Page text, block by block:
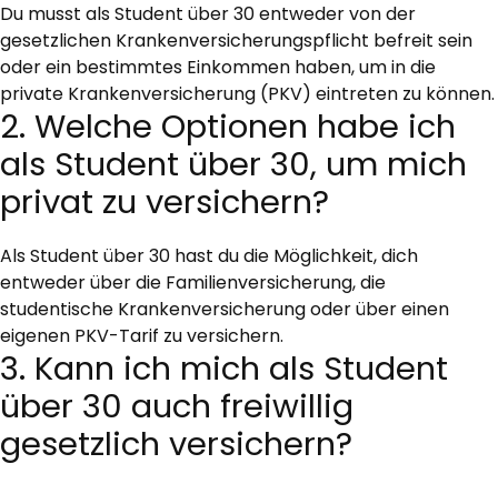
Du musst als Student über 30 entweder von der
gesetzlichen Krankenversicherungspflicht befreit sein
oder ein bestimmtes Einkommen haben, um in die
private Krankenversicherung (PKV) eintreten zu können.
2. Welche Optionen habe ich
als Student über 30, um mich
privat zu versichern?
Als Student über 30 hast du die Möglichkeit, dich
entweder über die Familienversicherung, die
studentische Krankenversicherung oder über einen
eigenen PKV-Tarif zu versichern.
3. Kann ich mich als Student
über 30 auch freiwillig
gesetzlich versichern?